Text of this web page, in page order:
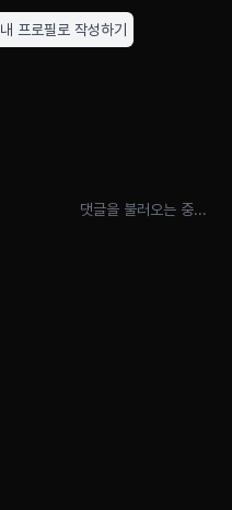
내 프로필로 작성하기
댓글을 불러오는 중...